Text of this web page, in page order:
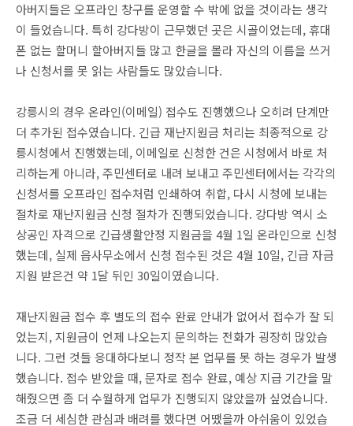
아버지들은 오프라인 창구를 운영할 수 밖에 없을 것이라는 생각
이 들었습니다. 특히 강다방이 근무했던 곳은 시골이었는데, 휴대
폰 없는 할머니 할아버지들 많고 한글을 몰라 자신의 이름을 쓰거
나 신청서를 못 읽는 사람들도 많았습니다.
강릉시의 경우 온라인(이메일) 접수도 진행했으나 오히려 단계만
더 추가된 접수였습니다. 긴급 재난지원금 처리는 최종적으로 강
릉시청에서 진행했는데, 이메일로 신청한 건은 시청에서 바로 처
리하는게 아니라, 주민센터로 내려 보내고 주민센터에서는 각각의
신청서를 오프라인 접수처럼 인쇄하여 취합, 다시 시청에 보내는
절차로 재난지원금 신청 절차가 진행되었습니다. 강다방 역시 소
상공인 자격으로 긴급생활안정 지원금을 4월 1일 온라인으로 신청
했는데, 실제 읍사무소에서 신청 접수된 것은 4월 10일, 긴급 자금
지원 받은건 약 1달 뒤인 30일이였습니다.
재난지원금 접수 후 별도의 접수 완료 안내가 없어서 접수가 잘 되
었는지, 지원금이 언제 나오는지 문의하는 전화가 굉장히 많았습
니다. 그런 것들 응대하다보니 정작 본 업무를 못 하는 경우가 발생
했습니다. 접수 받았을 때, 문자로 접수 완료, 예상 지급 기간을 말
해줬으면 좀 더 수월하게 업무가 진행되지 않았을까 싶었습니다.
조금 더 세심한 관심과 배려를 했다면 어땠을까 아쉬움이 있었습